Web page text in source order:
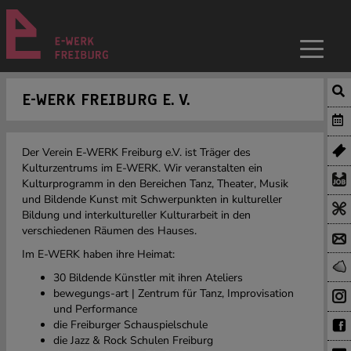
E-WERK FREIBURG E. V.
Der Verein E-WERK Freiburg e.V. ist Träger des
Kulturzentrums im E-WERK. Wir veranstalten ein
Kulturprogramm in den Bereichen Tanz, Theater, Musik
und Bildende Kunst mit Schwerpunkten in kultureller
Bildung und interkultureller Kulturarbeit in den
verschiedenen Räumen des Hauses.
Im E-WERK haben ihre Heimat:
30 Bildende Künstler mit ihren Ateliers
bewegungs-art | Zentrum für Tanz, Improvisation
und Performance
die Freiburger Schauspielschule
die Jazz & Rock Schulen Freiburg